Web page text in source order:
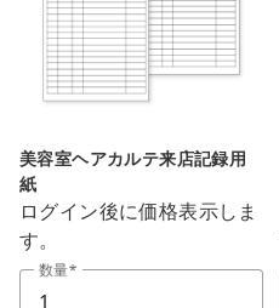
美容室ヘアカルテ来店記録用
紙
ログイン後に価格表示しま
す。
数量